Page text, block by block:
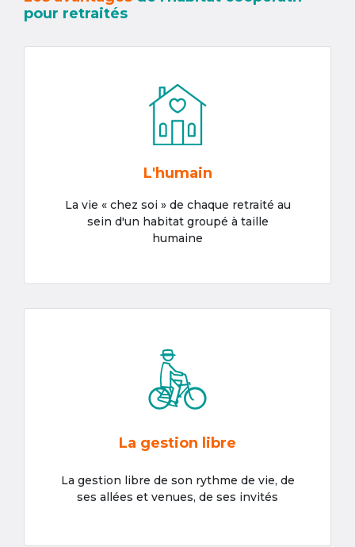
pour retraités
L'humain
La vie « chez soi » de chaque retraité au
sein d'un habitat groupé à taille
humaine
La gestion libre
La gestion libre de son rythme de vie, de
ses allées et venues, de ses invités